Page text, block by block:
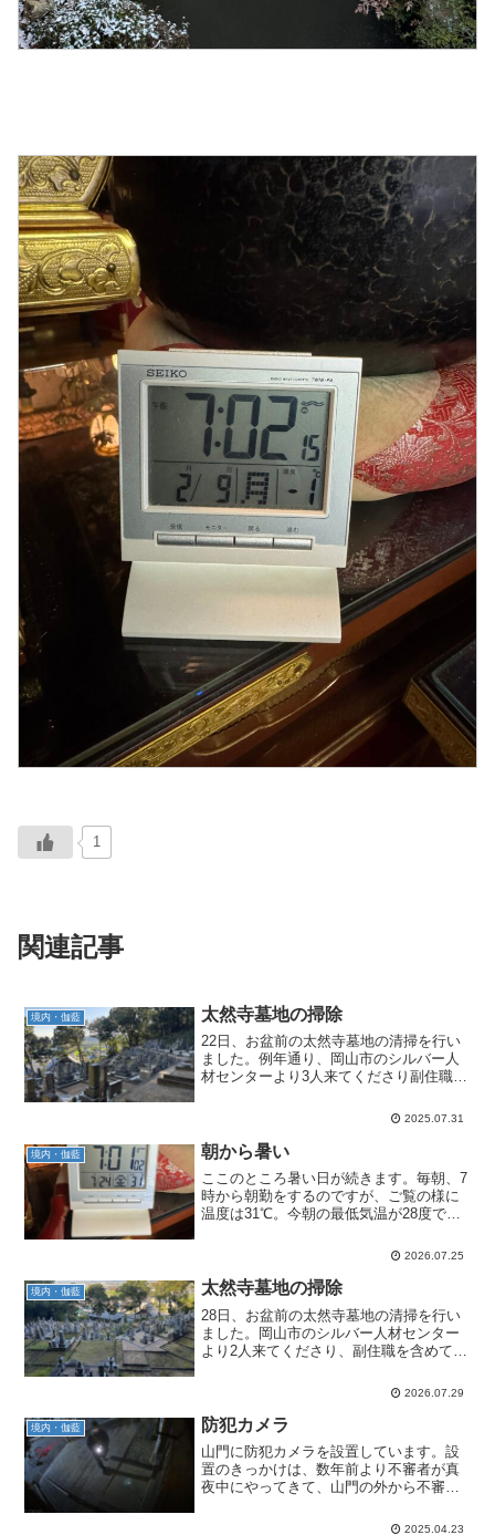
1
関連記事
境内・伽藍 太然寺墓地の掃除
22日、お盆前の太然寺墓地の清掃を行い
ました。例年通り、岡山市のシルバー人
材センターより3人来てくださり副住職を
麗になりました。ただ、先日の記事でお
たので落ち葉の処理...
2025.07.31
境内・伽藍 朝から暑い
ここのところ暑い日が続きます。毎朝、7
時から朝勤をするのですが、ご覧の様に
温度は31℃。今朝の最低気温が28度です
く「お寺は涼しいでしょう」と言われる
っぱなしてやれば少...
2026.07.25
境内・伽藍 太然寺墓地の掃除
28日、お盆前の太然寺墓地の清掃を行い
ました。岡山市のシルバー人材センター
より2人来てくださり、副住職を含めて4
には終わることができました。先月、落
比較的早く終わる...
2026.07.29
境内・伽藍 防犯カメラ
山門に防犯カメラを設置しています。設
置のきっかけは、数年前より不審者が真
夜中にやってきて、山門の外から不審物
ようになったからです。実害はないので
2025.04.23